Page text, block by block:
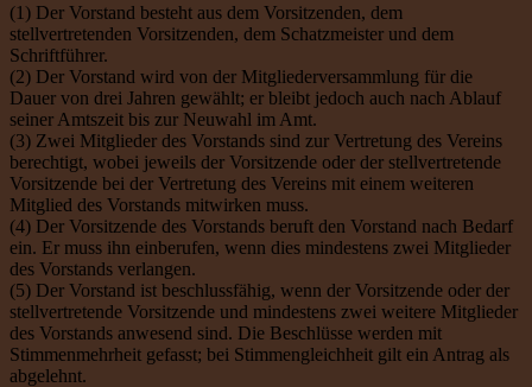
(1) Der Vorstand besteht aus dem Vorsitzenden, dem
stellvertretenden Vorsitzenden, dem Schatzmeister und dem
Schriftführer.
(2) Der Vorstand wird von der Mitgliederversammlung für die
Dauer von drei Jahren gewählt; er bleibt jedoch auch nach Ablauf
seiner Amtszeit bis zur Neuwahl im Amt.
(3) Zwei Mitglieder des Vorstands sind zur Vertretung des Vereins
berechtigt, wobei jeweils der Vorsitzende oder der stellvertretende
Vorsitzende bei der Vertretung des Vereins mit einem weiteren
Mitglied des Vorstands mitwirken muss.
(4) Der Vorsitzende des Vorstands beruft den Vorstand nach Bedarf
ein. Er muss ihn einberufen, wenn dies mindestens zwei Mitglieder
des Vorstands verlangen.
(5) Der Vorstand ist beschlussfähig, wenn der Vorsitzende oder der
stellvertretende Vorsitzende und mindestens zwei weitere Mitglieder
des Vorstands anwesend sind. Die Beschlüsse werden mit
Stimmenmehrheit gefasst; bei Stimmengleichheit gilt ein Antrag als
abgelehnt.